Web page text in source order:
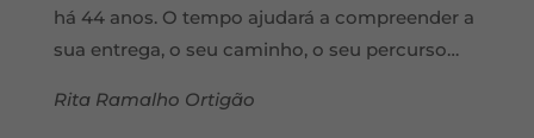
há 44 anos. O tempo ajudará a compreender a
sua entrega, o seu caminho, o seu percurso…
Rita Ramalho Ortigão